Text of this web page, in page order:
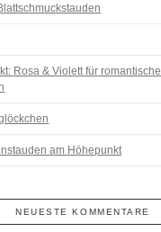
Rosa & Violett für romantische
am Höhepunkt
NEUESTE KOMMENTARE